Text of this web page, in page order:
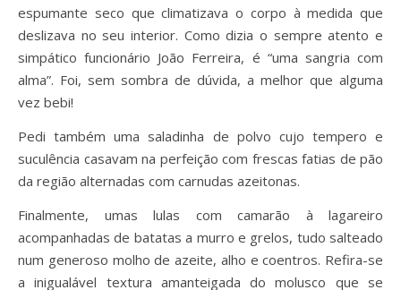
espumante seco que climatizava o corpo à medida que
deslizava no seu interior. Como dizia o sempre atento e
simpático funcionário João Ferreira, é “uma sangria com
alma”. Foi, sem sombra de dúvida, a melhor que alguma
vez bebi!
Pedi também uma saladinha de polvo cujo tempero e
suculência casavam na perfeição com frescas fatias de pão
da região alternadas com carnudas azeitonas.
Finalmente, umas lulas com camarão à lagareiro
acompanhadas de batatas a murro e grelos, tudo salteado
num generoso molho de azeite, alho e coentros. Refira-se
a inigualável textura amanteigada do molusco que se